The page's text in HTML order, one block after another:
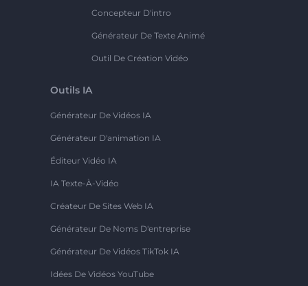
Concepteur D'intro
Générateur De Texte Animé
Outil De Création Vidéo
Outils IA
Générateur De Vidéos IA
Générateur D'animation IA
Éditeur Vidéo IA
IA Texte-À-Vidéo
Créateur De Sites Web IA
Générateur De Noms D'entreprise
Générateur De Vidéos TikTok IA
Idées De Vidéos YouTube